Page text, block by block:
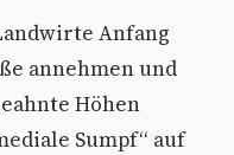
Anfang
annehmen und
Höhen
Sumpf“ auf